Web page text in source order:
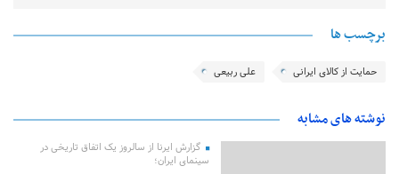
برچسب ها
حمایت از کالای ایرانی علی ربیعی
نوشته های مشابه
گزارش ایرنا از سالروز یک اتفاق تاریخی در
سینمای ایران؛